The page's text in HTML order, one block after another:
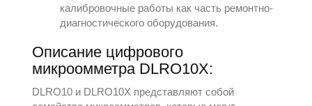
калибровочные работы как часть ремонтно-
диагностического оборудования.
Описание цифрового
микроомметра DLRO10X:
DLRO10 и DLRO10X представляют собой